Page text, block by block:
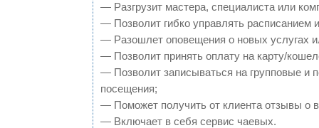
— Разгрузит мастера, специалиста или
— Позволит гибко управлять расписанием и
— Разошлет оповещения о новых услугах
— Позволит принять оплату на карту/
— Позволит записываться на групповые и
посещения;
— Поможет получить от клиента отзывы о
— Включает в себя сервис чаевых.